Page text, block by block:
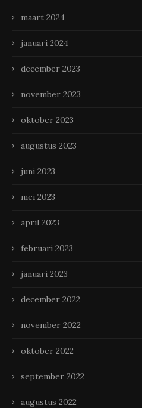
maart 2024
januari 2024
december 2023
november 2023
oktober 2023
augustus 2023
juni 2023
mei 2023
april 2023
februari 2023
januari 2023
december 2022
november 2022
oktober 2022
september 2022
augustus 2022